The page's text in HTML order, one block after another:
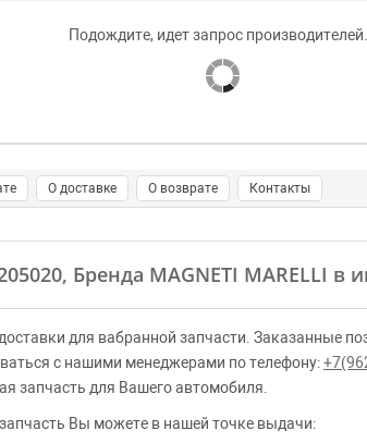
Подождите, идет запрос производителей...
О доставке О возврате Контакты
Бренда MAGNETI MARELLI
для вабранной запчасти. Заказанные
с нашими менеджерами по телефону:
запчасть для Вашего автомобиля.
Вы можете в нашей точке выдачи: